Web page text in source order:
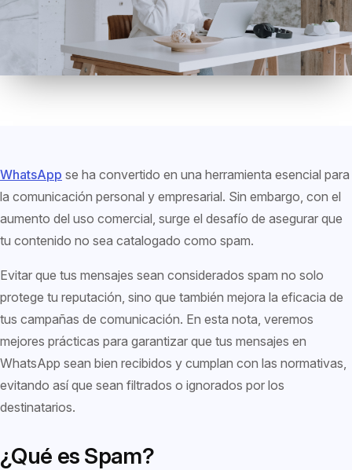
WhatsApp se ha convertido en una herramienta esencial para
la comunicación personal y empresarial. Sin embargo, con el
aumento del uso comercial, surge el desafío de asegurar que
tu contenido no sea catalogado como spam.
Evitar que tus mensajes sean considerados spam no solo
protege tu reputación, sino que también mejora la eficacia de
tus campañas de comunicación. En esta nota, veremos
mejores prácticas para garantizar que tus mensajes en
WhatsApp sean bien recibidos y cumplan con las normativas,
evitando así que sean filtrados o ignorados por los
destinatarios.
¿Qué es Spam?